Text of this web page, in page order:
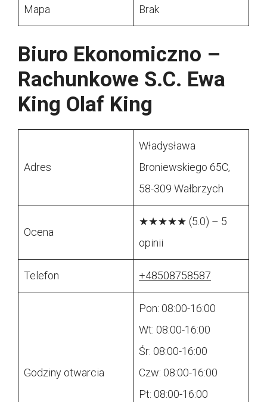
Mapa Brak
Biuro Ekonomiczno –
Rachunkowe S.C. Ewa
King Olaf King
Adres
Władysława
Broniewskiego 65C,
58-309 Wałbrzych
Ocena
★★★★★ (5.0) – 5
opinii
Telefon +48508758587
Godziny otwarcia
Pon: 08:00-16:00
Wt: 08:00-16:00
Śr: 08:00-16:00
Czw: 08:00-16:00
Pt: 08:00-16:00